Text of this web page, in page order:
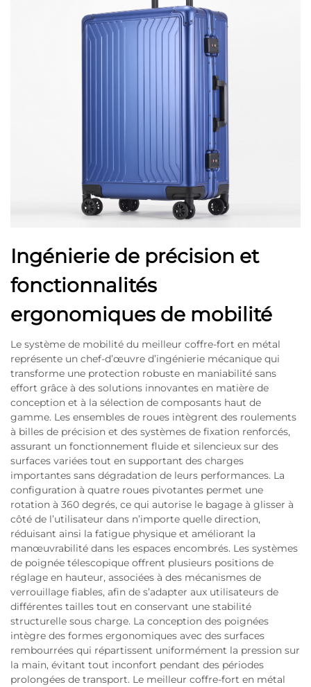
Ingénierie de précision et
fonctionnalités
ergonomiques de mobilité
Le système de mobilité du meilleur coffre-fort en métal
représente un chef-d’œuvre d’ingénierie mécanique qui
transforme une protection robuste en maniabilité sans
effort grâce à des solutions innovantes en matière de
conception et à la sélection de composants haut de
gamme. Les ensembles de roues intègrent des roulements
à billes de précision et des systèmes de fixation renforcés,
assurant un fonctionnement fluide et silencieux sur des
surfaces variées tout en supportant des charges
importantes sans dégradation de leurs performances. La
configuration à quatre roues pivotantes permet une
rotation à 360 degrés, ce qui autorise le bagage à glisser à
côté de l’utilisateur dans n’importe quelle direction,
réduisant ainsi la fatigue physique et améliorant la
manœuvrabilité dans les espaces encombrés. Les systèmes
de poignée télescopique offrent plusieurs positions de
réglage en hauteur, associées à des mécanismes de
verrouillage fiables, afin de s’adapter aux utilisateurs de
différentes tailles tout en conservant une stabilité
structurelle sous charge. La conception des poignées
intègre des formes ergonomiques avec des surfaces
rembourrées qui répartissent uniformément la pression sur
la main, évitant tout inconfort pendant des périodes
prolongées de transport. Le meilleur coffre-fort en métal